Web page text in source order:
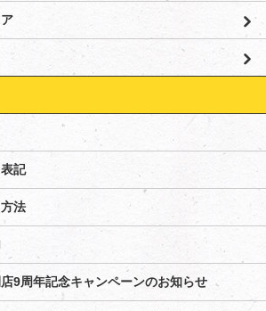
記
法
9周年記念キャンペーンのお知らせ